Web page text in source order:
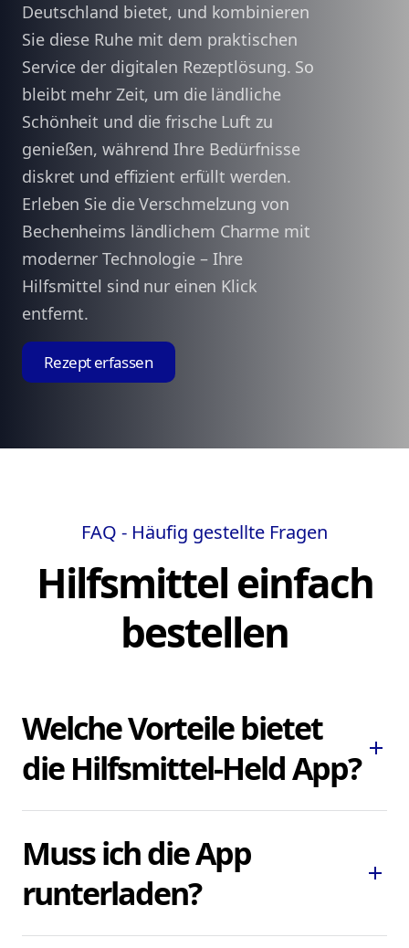
Deutschland bietet, und kombinieren
Sie diese Ruhe mit dem praktischen
Service der digitalen Rezeptlösung. So
bleibt mehr Zeit, um die ländliche
Schönheit und die frische Luft zu
genießen, während Ihre Bedürfnisse
diskret und effizient erfüllt werden.
Erleben Sie die Verschmelzung von
Bechenheims ländlichem Charme mit
moderner Technologie – Ihre
Hilfsmittel sind nur einen Klick
entfernt.
Rezept erfassen
FAQ - Häufig gestellte Fragen
Hilfsmittel einfach
bestellen
Welche Vorteile bietet
die Hilfsmittel-Held App? add
Ihnen, dringend benötigte Pflegehilfsmittel
und Hilfsmittel schnell und bequem zu
bestellen, ohne lokale Sanitätshäuser
aufsuchen oder kontaktieren zu müssen.
Muss ich die App
runterladen?
add